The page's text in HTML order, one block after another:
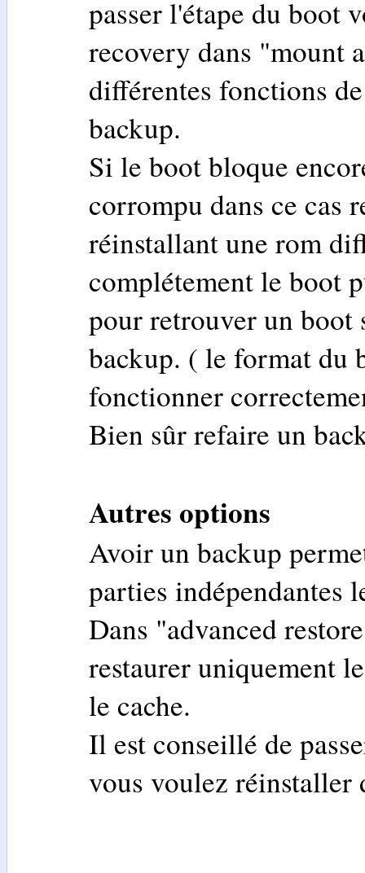
passer l'étape du boot
recovery dans "mount
différentes fonctions
backup.
Si le boot bloque
corrompu dans ce cas
réinstallant une rom
complétement le boot
pour retrouver un boot
backup. ( le format du
fonctionner
Bien sûr refaire un
Autres options
Avoir un backup
parties indépendantes
Dans "advanced
restaurer uniquement
le cache.
Il est conseillé de
vous voulez réinstaller